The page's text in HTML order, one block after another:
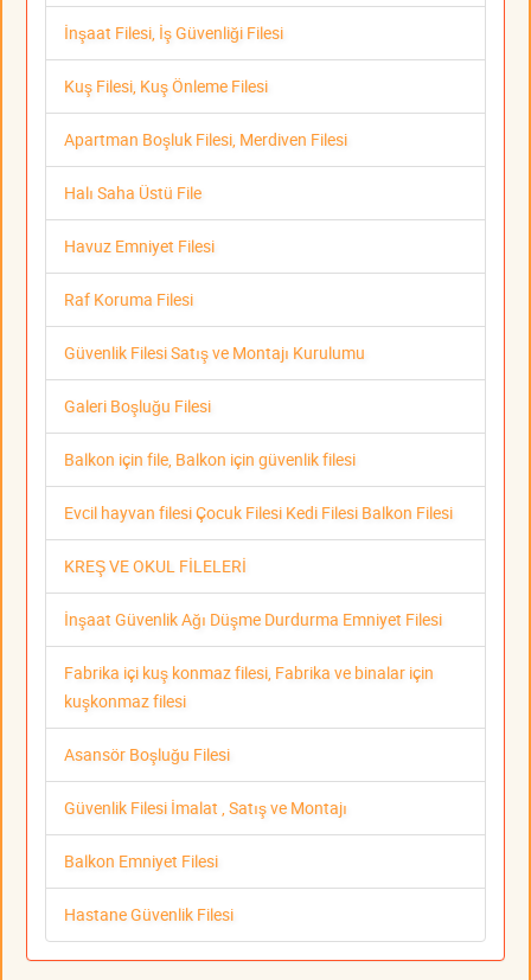
İnşaat Filesi, İş Güvenliği Filesi
Kuş Filesi, Kuş Önleme Filesi
Apartman Boşluk Filesi, Merdiven Filesi
Halı Saha Üstü File
Havuz Emniyet Filesi
Raf Koruma Filesi
Güvenlik Filesi Satış ve Montajı Kurulumu
Galeri Boşluğu Filesi
Balkon için file, Balkon için güvenlik filesi
Evcil hayvan filesi Çocuk Filesi Kedi Filesi Balkon Filesi
KREŞ VE OKUL FİLELERİ
İnşaat Güvenlik Ağı Düşme Durdurma Emniyet Filesi
Fabrika içi kuş konmaz filesi, Fabrika ve binalar için
kuşkonmaz filesi
Asansör Boşluğu Filesi
Güvenlik Filesi İmalat , Satış ve Montajı
Balkon Emniyet Filesi
Hastane Güvenlik Filesi